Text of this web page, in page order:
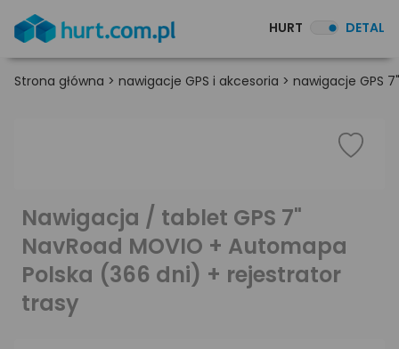
HURT DETAL
Strona główna > nawigacje GPS i akcesoria > nawigacje GPS 7"
Nawigacja / tablet GPS 7"
NavRoad MOVIO + Automapa
Polska (366 dni) + rejestrator
trasy